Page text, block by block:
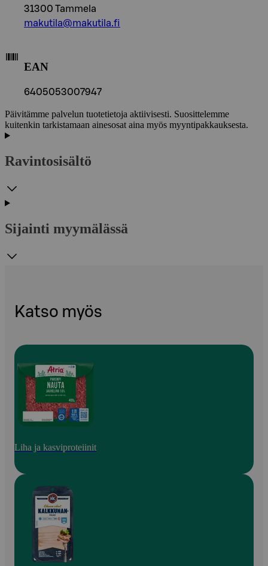
31300 Tammela
makutila@makutila.fi
EAN
6405053007947
Päivitämme palvelun tuotetietoja aktiivisesti. Suosittelemme
kuitenkin tarkistamaan ainesosat aina myös myyntipakkauksesta.
Ravintosisältö
Sijainti myymälässä
Katso myös
Liha ja kasviproteiinit